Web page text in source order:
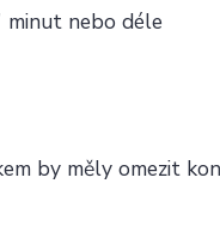
nebo déle
by měly omezit